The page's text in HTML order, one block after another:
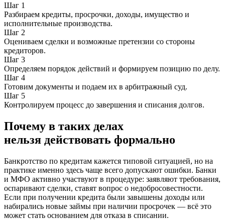
Шаг 1
Разбираем кредиты, просрочки, доходы, имущество и
исполнительные производства.
Шаг 2
Оцениваем сделки и возможные претензии со стороны
кредиторов.
Шаг 3
Определяем порядок действий и формируем позицию по делу.
Шаг 4
Готовим документы и подаем их в арбитражный суд.
Шаг 5
Контролируем процесс до завершения и списания долгов.
Почему в таких делах
нельзя действовать формально
Банкротство по кредитам кажется типовой ситуацией, но на
практике именно здесь чаще всего допускают ошибки. Банки
и МФО активно участвуют в процедуре: заявляют требования,
оспаривают сделки, ставят вопрос о недобросовестности.
Если при получении кредита были завышены доходы или
набирались новые займы при наличии просрочек — всё это
может стать основанием для отказа в списании.